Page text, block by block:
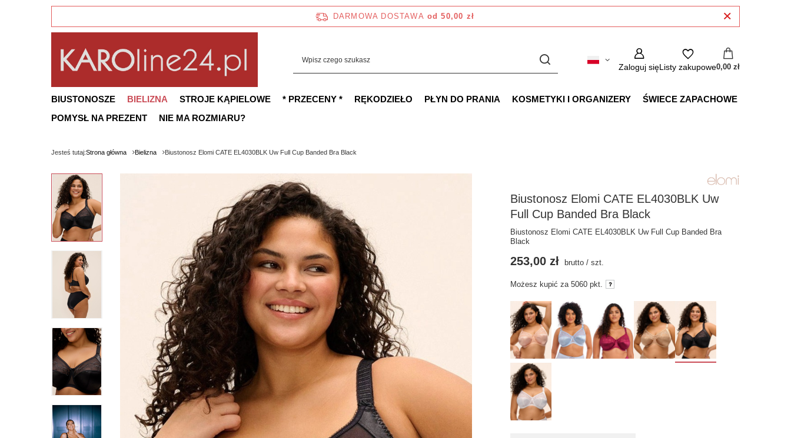
DARMOWA DOSTAWA od 50,00 zł
Zaloguj sięListy zakupowe0,00 zł
BIUSTONOSZE BIELIZNA STROJE KĄPIELOWE * PRZECENY * RĘKODZIEŁO PŁYN DO PRANIA KOSMETYKI I ORGANIZERY
ŚWIECE ZAPACHOWE
POMYSŁ NA PREZENT
NIE MA ROZMIARU?
Jesteś tutaj:Strona główna Bielizna Biustonosz Elomi CATE EL4030BLK Uw Full Cup Banded Bra Black
Biustonosz Elomi CATE EL4030BLK Uw
Full Cup Banded Bra Black
Biustonosz Elomi CATE EL4030BLK Uw Full Cup Banded Bra
Black
253,00 zł brutto /szt.
Możesz kupić za5060 pkt.